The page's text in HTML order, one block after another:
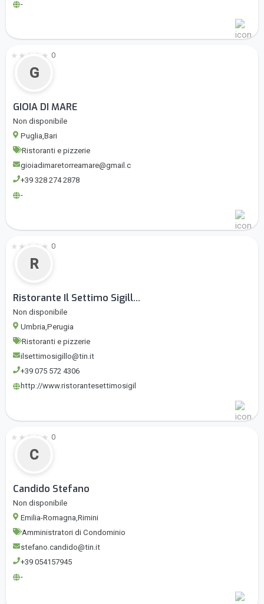
-
G
★ ★ ★ ★ ★ 0
GIOIA DI MARE
Non disponibile
Puglia,Bari
Ristoranti e pizzerie
gioiadimaretorreamare@gmail.c
+39 328 274 2878
-
R
★ ★ ★ ★ ★ 0
Ristorante Il Settimo Sigill...
Non disponibile
Umbria,Perugia
Ristoranti e pizzerie
ilsettimosigillo@tin.it
+39 075 572 4306
http://www.ristorantesettimosigil
C
★ ★ ★ ★ ★ 0
Candido Stefano
Non disponibile
Emilia-Romagna,Rimini
Amministratori di Condominio
stefano.candido@tin.it
+39 054157945
-